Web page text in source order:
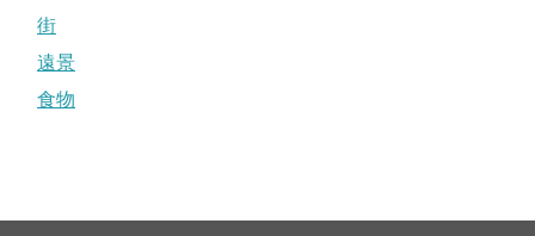
街
遠景
食物